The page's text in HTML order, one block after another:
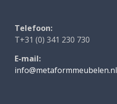
Telefoon:
T+31 (0) 341 230 730
E-mail:
info@metaformmeubelen.nl